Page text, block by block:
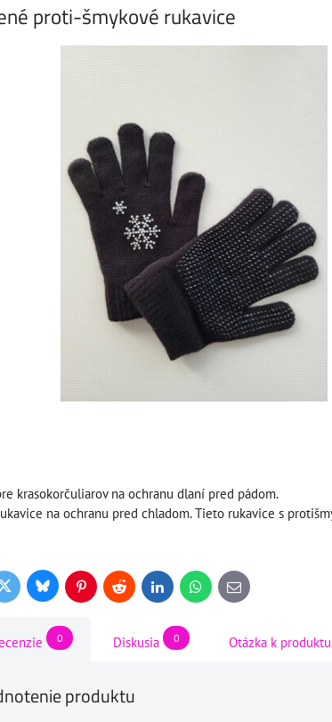
proti-šmykové rukavice
krasokorčuliarov na ochranu dlaní pred pádom.
na ochranu pred chladom. Tieto rukavice s
Twitter BlueskyPinterestReddit LinkedInWhatsApp
E-
mail
0 Diskusia 0 Otázka k produktu
produktu